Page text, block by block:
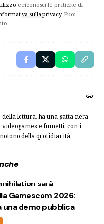
e riconosci le pratiche di
sulla privacy. Puoi
lettura, ha una gatta nera
videogames e fumetti, con i
della quotidianità.
sarà
Gamescom 2026:
una demo pubblica